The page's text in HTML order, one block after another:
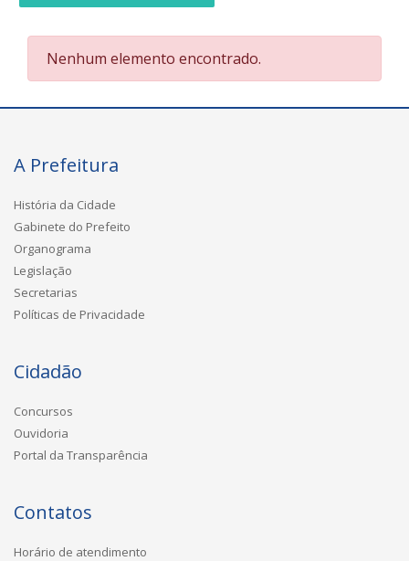
Nenhum elemento encontrado.
A Prefeitura
História da Cidade
Gabinete do Prefeito
Organograma
Legislação
Secretarias
Políticas de Privacidade
Cidadão
Concursos
Ouvidoria
Portal da Transparência
Contatos
Horário de atendimento